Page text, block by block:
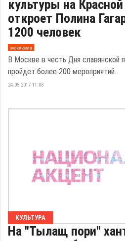
культуры на
откроет Полина
1200 человек
эксклюзив
В Москве в честь Дня славянской
пройдет более 200 мероприятий.
24.05.2017 11:08
КУЛЬТУРА
На "Тылащ пори"